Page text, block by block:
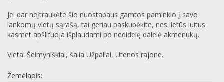
Jei dar neįtraukėte šio nuostabaus gamtos paminklo į savo
lankomų vietų sąrašą, tai geriau paskubėkite, nes lietūs luitus
kasmet apšlifuoja išplaudami po nedidelę dalelė akmenukų.
Vieta: Šeimyniškiai, šalia Užpaliai, Utenos rajone.
Žemėlapis: